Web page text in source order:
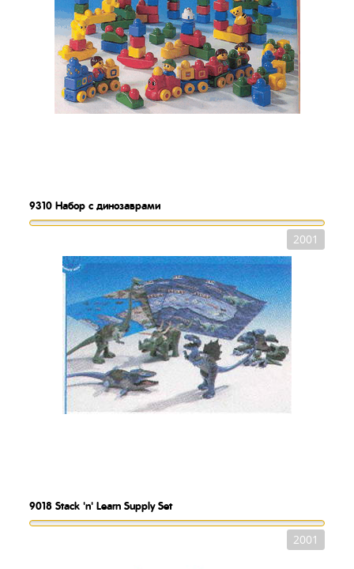
9310 Набор с динозаврами
2001
9018 Stack 'n' Learn Supply Set
2001